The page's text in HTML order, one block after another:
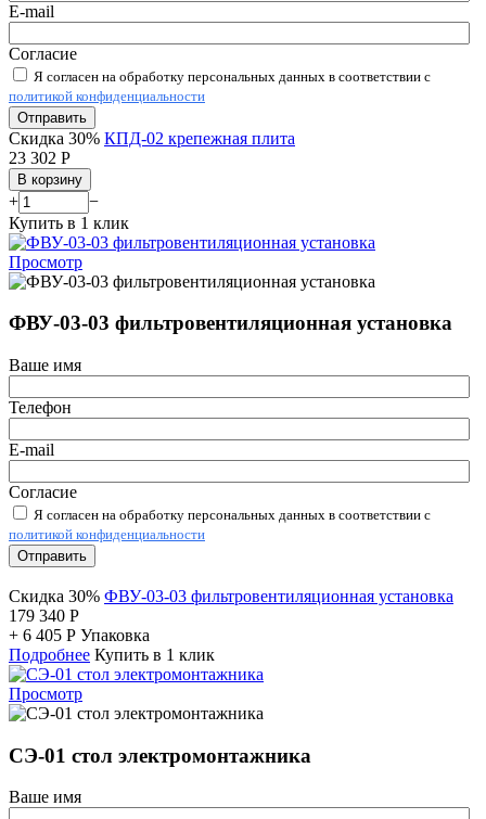
E-mail
Согласие
Я согласен на обработку персональных данных в соответствии с
политикой конфиденциальности
Отправить
Скидка 30% КПД-02 крепежная плита
23 302 Р
В корзину
+
−
Купить в 1 клик
Просмотр
ФВУ-03-03 фильтровентиляционная установка
Ваше имя
Телефон
E-mail
Согласие
Я согласен на обработку персональных данных в соответствии с
политикой конфиденциальности
Отправить
Скидка 30% ФВУ-03-03 фильтровентиляционная установка
179 340 Р
+ 6 405 Р Упаковка
Подробнее Купить в 1 клик
Просмотр
СЭ-01 стол электромонтажника
Ваше имя